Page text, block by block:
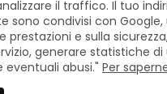
Chi siamo Contatti
Segnalazioni
Right Reserved Copyright ©
il traffico. Il tuo
sono condivisi con
prestazioni e sulla
generare statistiche di
abusi." Per